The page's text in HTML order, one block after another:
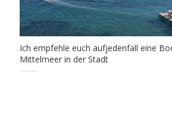
Ich empfehle euch aufjedenfall eine
Mittelmeer in der Stadt